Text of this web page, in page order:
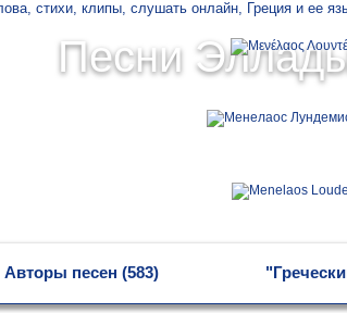
Песни
Авторы песен (583)